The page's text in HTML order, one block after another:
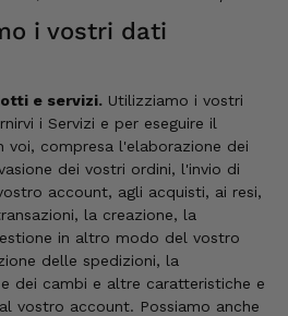
i vostri dati
e servizi. Utilizziamo i vostri
i Servizi e per eseguire il
compresa l'elaborazione dei
dei vostri ordini, l'invio di
account, agli acquisti, ai resi,
la creazione, la
in altro modo del vostro
delle spedizioni, la
dei cambi e altre caratteristiche e
vostro account. Possiamo anche